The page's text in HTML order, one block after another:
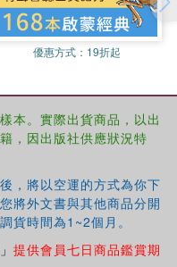
優惠方式： 19折起
本。實際出貨商品，以出
，因出版社供應狀況特
，將以空運的方式為你下
將外文書與其他商品分開
貨時間為1~2個月。
提供會員七日商品鑑賞期